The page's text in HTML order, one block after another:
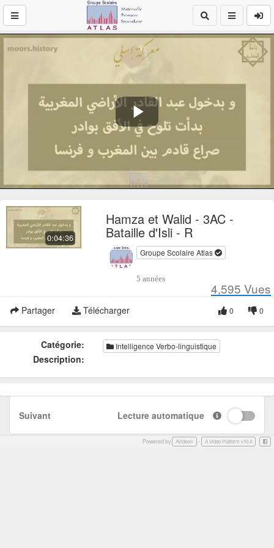
Play
Video
0:04:36
Hamza et Walid - 3AC -
Bataille d'Isli - R
Groupe Scolaire Atlas
5 années
4,595 Vues
Partager Télécharger 0
0
Catégorie: Intelligence Verbo-linguistique
Description:
Suivant Lecture automatique
Powered by AVideo® - A Video Platform v10.4